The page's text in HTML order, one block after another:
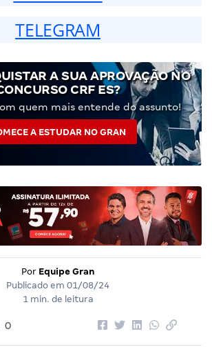
TELEGRAM
A SUA APROVAÇÃO NO
CRF ES?
quem mais entende do assunto!
A ESTUDAR NO GRAN
Por Equipe Gran
Publicado em 01/08/24
1 min. de leitura
0